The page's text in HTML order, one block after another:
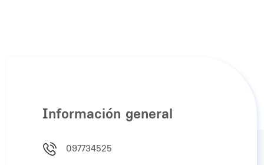
Información general
097734525